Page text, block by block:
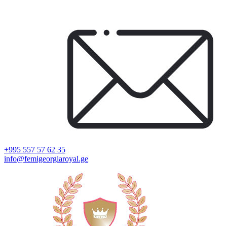
+995 557 57 62 35
info@femigeorgiaroyal.ge